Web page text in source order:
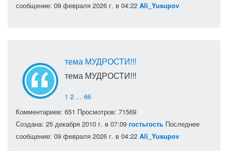
сообщение: 09 февраля 2026 г. в 04:22 Ali_Yusupov
тема МУДРОСТИ!!!
тема МУДРОСТИ!!!
1 2 ... 66
Комментариев: 651 Просмотров: 71569
Создана: 25 декабря 2010 г. в 07:09 гостьгость Последнее
сообщение: 09 февраля 2026 г. в 04:22 Ali_Yusupov